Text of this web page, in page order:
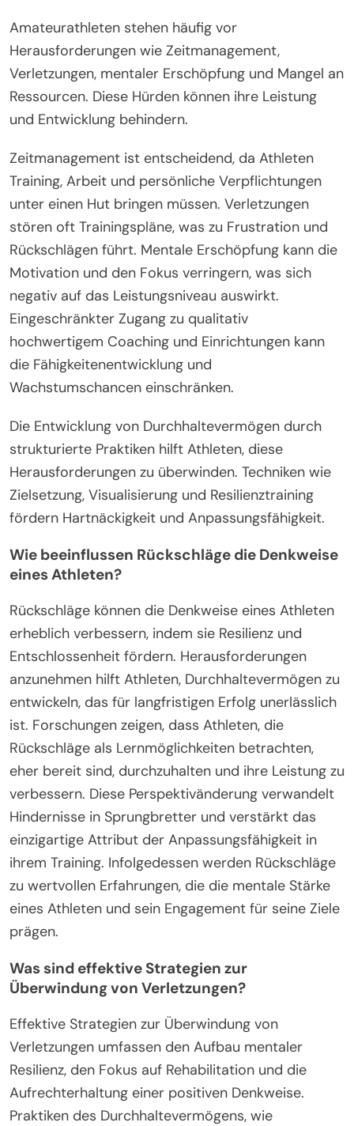
Amateurathleten stehen häufig vor
Herausforderungen wie Zeitmanagement,
Verletzungen, mentaler Erschöpfung und Mangel an
Ressourcen. Diese Hürden können ihre Leistung
und Entwicklung behindern.
Zeitmanagement ist entscheidend, da Athleten
Training, Arbeit und persönliche Verpflichtungen
unter einen Hut bringen müssen. Verletzungen
stören oft Trainingspläne, was zu Frustration und
Rückschlägen führt. Mentale Erschöpfung kann die
Motivation und den Fokus verringern, was sich
negativ auf das Leistungsniveau auswirkt.
Eingeschränkter Zugang zu qualitativ
hochwertigem Coaching und Einrichtungen kann
die Fähigkeitenentwicklung und
Wachstumschancen einschränken.
Die Entwicklung von Durchhaltevermögen durch
strukturierte Praktiken hilft Athleten, diese
Herausforderungen zu überwinden. Techniken wie
Zielsetzung, Visualisierung und Resilienztraining
fördern Hartnäckigkeit und Anpassungsfähigkeit.
Wie beeinflussen Rückschläge die Denkweise
eines Athleten?
Rückschläge können die Denkweise eines Athleten
erheblich verbessern, indem sie Resilienz und
Entschlossenheit fördern. Herausforderungen
anzunehmen hilft Athleten, Durchhaltevermögen zu
entwickeln, das für langfristigen Erfolg unerlässlich
ist. Forschungen zeigen, dass Athleten, die
Rückschläge als Lernmöglichkeiten betrachten,
eher bereit sind, durchzuhalten und ihre Leistung zu
verbessern. Diese Perspektivänderung verwandelt
Hindernisse in Sprungbretter und verstärkt das
einzigartige Attribut der Anpassungsfähigkeit in
ihrem Training. Infolgedessen werden Rückschläge
zu wertvollen Erfahrungen, die die mentale Stärke
eines Athleten und sein Engagement für seine Ziele
prägen.
Was sind effektive Strategien zur
Überwindung von Verletzungen?
Effektive Strategien zur Überwindung von
Verletzungen umfassen den Aufbau mentaler
Resilienz, den Fokus auf Rehabilitation und die
Aufrechterhaltung einer positiven Denkweise.
Praktiken des Durchhaltevermögens, wie